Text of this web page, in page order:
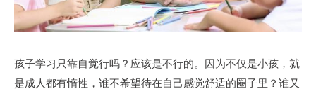
孩子学习只靠自觉行吗？应该是不行的。因为不仅是小孩，就
是成人都有惰性，谁不希望待在自己感觉舒适的圈子里？谁又